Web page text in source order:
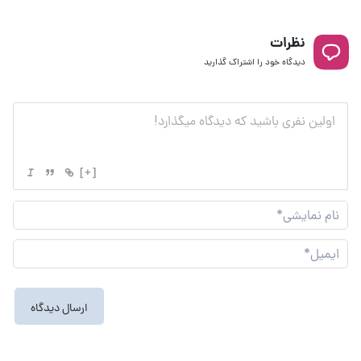
نظرات
دیدگاه خود را اشتراک گذارید
[+]
نام